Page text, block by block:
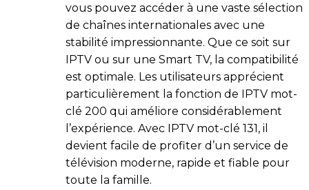
vous pouvez accéder à une vaste sélection
de chaînes internationales avec une
stabilité impressionnante. Que ce soit sur
IPTV ou sur une Smart TV, la compatibilité
est optimale. Les utilisateurs apprécient
particulièrement la fonction de IPTV mot-
clé 200 qui améliore considérablement
l’expérience. Avec IPTV mot-clé 131, il
devient facile de profiter d’un service de
télévision moderne, rapide et fiable pour
toute la famille.